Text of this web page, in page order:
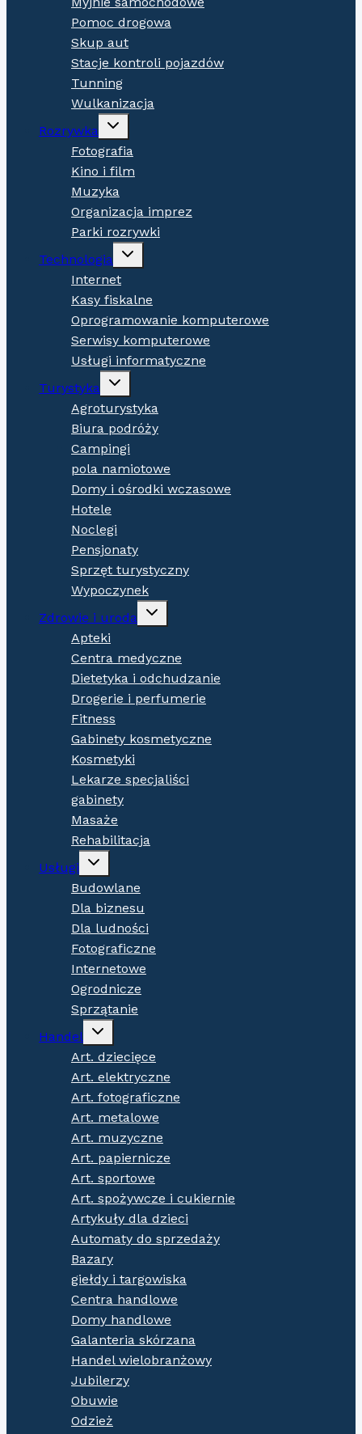
Pomoc drogowa
Skup aut
Stacje kontroli pojazdów
Tunning
Wulkanizacja
Rozrywka
Expand
menu
Fotografia
Kino i film
Muzyka
Organizacja imprez
Parki rozrywki
Technologia
Expand
menu
Internet
Kasy fiskalne
Oprogramowanie komputerowe
Serwisy komputerowe
Usługi informatyczne
Turystyka
Expand
Agroturystyka
Biura podróży
Campingi
pola namiotowe
Domy i ośrodki wczasowe
Hotele
Noclegi
Pensjonaty
Sprzęt turystyczny
Wypoczynek
Zdrowie i uroda
Expand
Apteki
Centra medyczne
Dietetyka i odchudzanie
Drogerie i perfumerie
Fitness
Gabinety kosmetyczne
Kosmetyki
Lekarze specjaliści
gabinety
Masaże
Rehabilitacja
Usługi
Expand
menu
Budowlane
Dla biznesu
Dla ludności
Fotograficzne
Internetowe
Ogrodnicze
Sprzątanie
Handel
Expand
menu
Art. dziecięce
Art. elektryczne
Art. fotograficzne
Art. metalowe
Art. muzyczne
Art. papiernicze
Art. sportowe
Art. spożywcze i cukiernie
Artykuły dla dzieci
Automaty do sprzedaży
Bazary
giełdy i targowiska
Centra handlowe
Domy handlowe
Galanteria skórzana
Handel wielobranżowy
Jubilerzy
Obuwie
Odzież